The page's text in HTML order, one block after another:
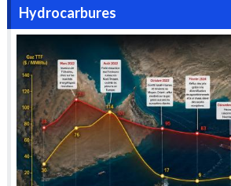
Hydrocarbures